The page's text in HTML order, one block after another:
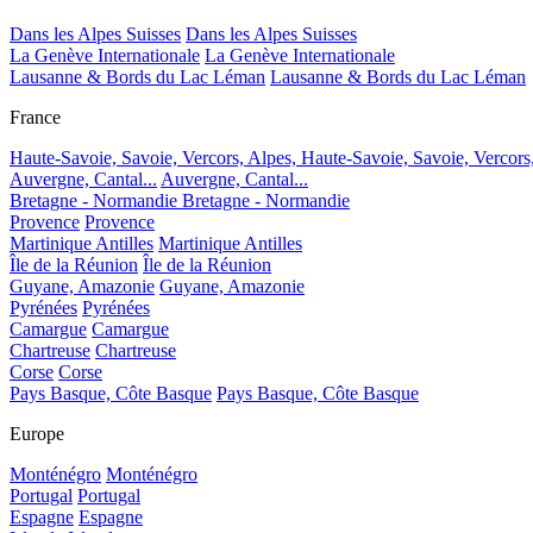
Dans les Alpes Suisses Dans les Alpes Suisses
La Genève Internationale La Genève Internationale
Lausanne & Bords du Lac Léman Lausanne & Bords du Lac Léman
France
Haute-Savoie, Savoie, Vercors, Alpes, Haute-Savoie, Savoie,
Auvergne, Cantal... Auvergne, Cantal...
Bretagne - Normandie Bretagne - Normandie
Provence Provence
Martinique Antilles Martinique Antilles
Île de la Réunion Île de la Réunion
Guyane, Amazonie Guyane, Amazonie
Pyrénées Pyrénées
Camargue Camargue
Chartreuse Chartreuse
Corse Corse
Pays Basque, Côte Basque Pays Basque, Côte Basque
Europe
Monténégro Monténégro
Portugal Portugal
Espagne Espagne